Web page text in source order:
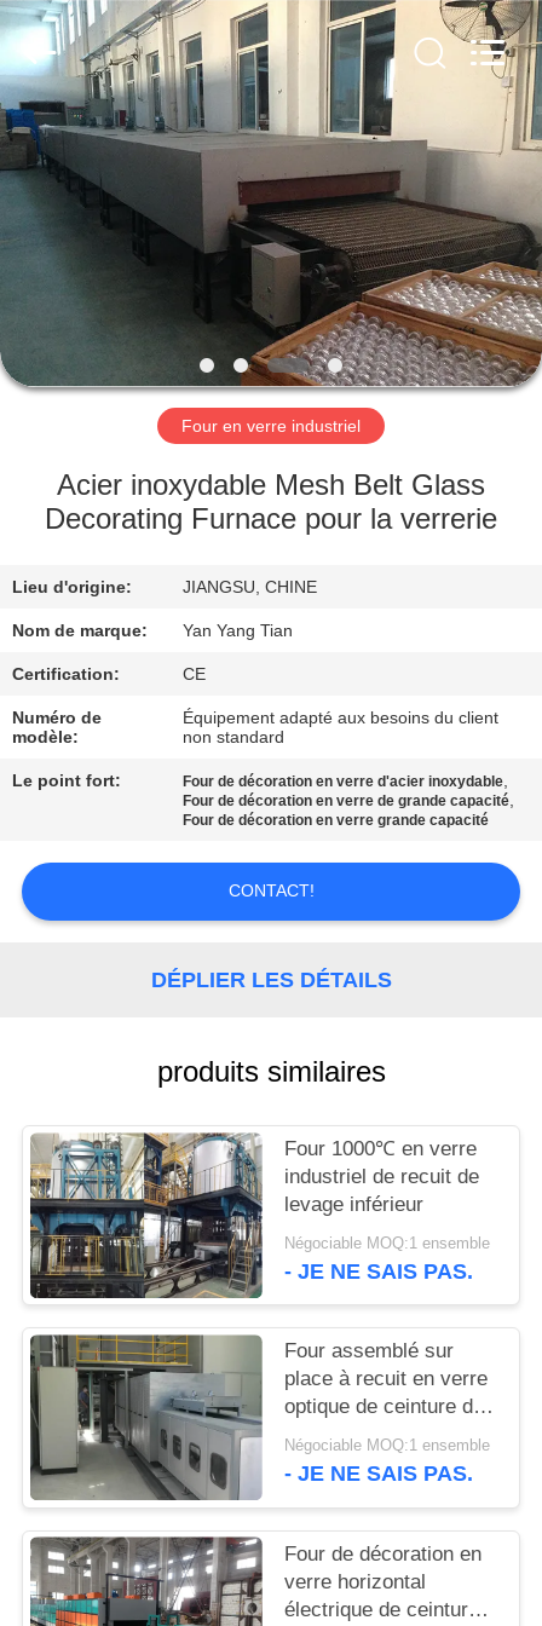
À
LA
MAISON
PRODUITS
VIDÉOS
PROPOS
DE
VISITE
DE
L'USINE
CONTRÔLE
LA
QUALITÉ
NOUVELLES
AFFAIRES
DEMANDEZ
UN DEVIS
PLAN
DU
SITE
PRIVACY
POLICY
Sunny
Furnace
Ltd.
All
Rights
Reserved.
Four en verre industriel
Acier inoxydable Mesh Belt Glass
Decorating Furnace pour la verrerie
Lieu d'origine: JIANGSU, CHINE
Nom de marque: Yan Yang Tian
Certification: CE
Numéro de
modèle:
Équipement adapté aux besoins du client
non standard
Le point fort: Four de décoration en verre d'acier inoxydable,
Four de décoration en verre de grande capacité,
Four de décoration en verre grande capacité
CONTACT!
DÉPLIER LES DÉTAILS
produits similaires
Four 1000℃ en verre
industriel de recuit de
levage inférieur
Négociable MOQ:1 ensemble
- JE NE SAIS PAS.
Four assemblé sur
place à recuit en verre
optique de ceinture de
maille
Négociable MOQ:1 ensemble
- JE NE SAIS PAS.
Four de décoration en
verre horizontal
électrique de ceinture